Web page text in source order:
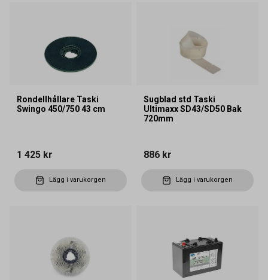
Rondellhållare Taski
Swingo 450/750 43 cm
1 425 kr
Lägg i varukorgen
Sugblad std Taski
Ultimaxx SD43/SD50 Bak
720mm
886 kr
Lägg i varukorgen